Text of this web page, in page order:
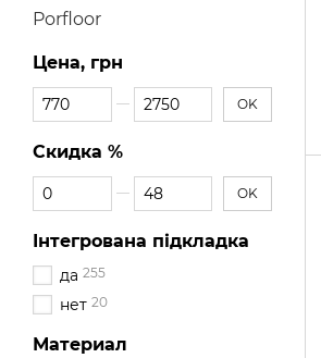
Porfloor
Цена, грн
От Цена, грн
До Цена, грн OK
Скидка %
От Скидка %
До Скидка % OK
Інтегрована підкладка
да 255
нет 20
Материал